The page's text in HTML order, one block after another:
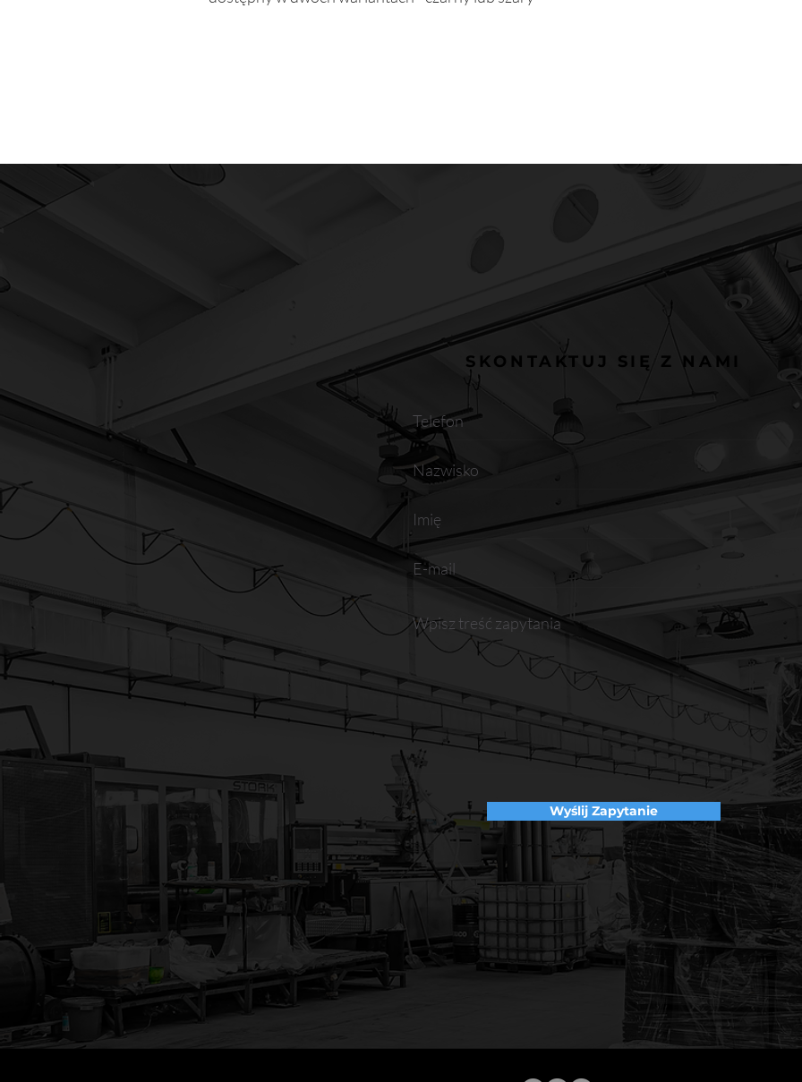
SKONTAKTUJ SIĘ Z NAMI
Wyślij Zapytanie